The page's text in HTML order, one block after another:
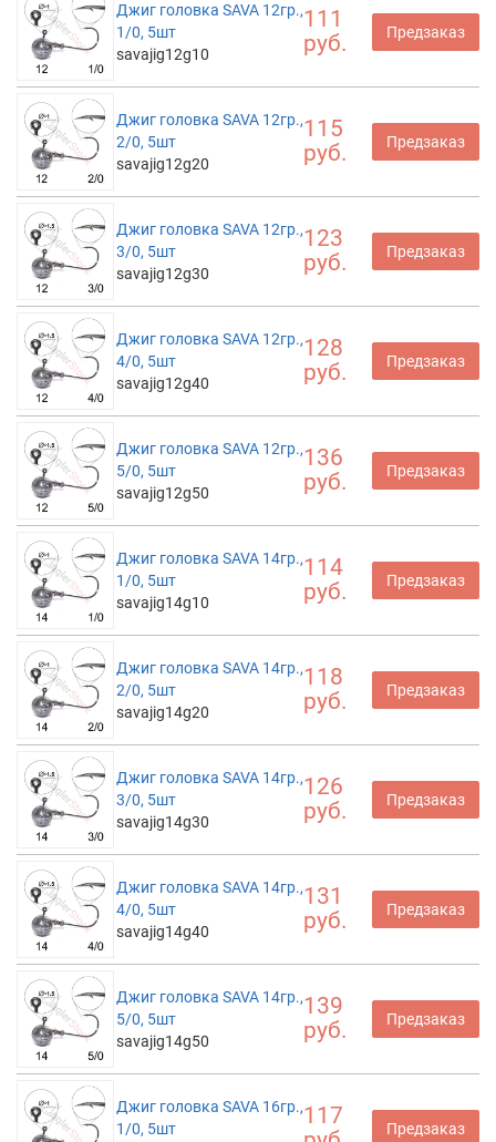
Джиг головка SAVA 12гр.,
1/0, 5шт
savajig12g10
111
руб.
Предзаказ
Джиг головка SAVA 12гр.,
2/0, 5шт
savajig12g20
115
руб.
Предзаказ
Джиг головка SAVA 12гр.,
3/0, 5шт
savajig12g30
123
руб.
Предзаказ
Джиг головка SAVA 12гр.,
4/0, 5шт
savajig12g40
128
руб.
Предзаказ
Джиг головка SAVA 12гр.,
5/0, 5шт
savajig12g50
136
руб.
Предзаказ
Джиг головка SAVA 14гр.,
1/0, 5шт
savajig14g10
114
руб.
Предзаказ
Джиг головка SAVA 14гр.,
2/0, 5шт
savajig14g20
118
руб.
Предзаказ
Джиг головка SAVA 14гр.,
3/0, 5шт
savajig14g30
126
руб.
Предзаказ
Джиг головка SAVA 14гр.,
4/0, 5шт
savajig14g40
131
руб.
Предзаказ
Джиг головка SAVA 14гр.,
5/0, 5шт
savajig14g50
139
руб.
Предзаказ
Джиг головка SAVA 16гр.,
1/0, 5шт
117
Предзаказ